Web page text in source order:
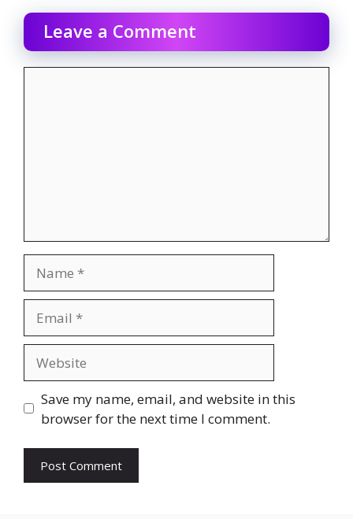
Leave a Comment
Save my name, email, and website in this
browser for the next time I comment.